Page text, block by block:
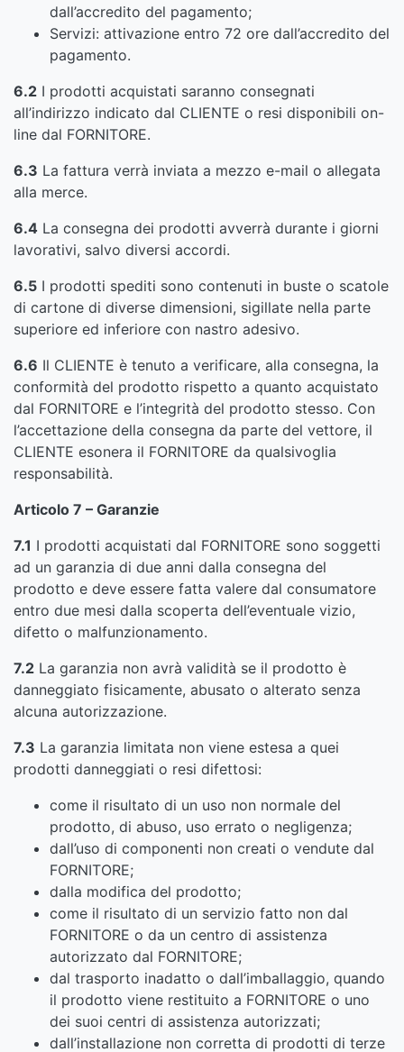
dall’accredito del pagamento;
Servizi: attivazione entro 72 ore dall’accredito del
pagamento.
6.2 I prodotti acquistati saranno consegnati
all’indirizzo indicato dal CLIENTE o resi disponibili on-
line dal FORNITORE.
6.3 La fattura verrà inviata a mezzo e-mail o allegata
alla merce.
6.4 La consegna dei prodotti avverrà durante i giorni
lavorativi, salvo diversi accordi.
6.5 I prodotti spediti sono contenuti in buste o scatole
di cartone di diverse dimensioni, sigillate nella parte
superiore ed inferiore con nastro adesivo.
6.6 Il CLIENTE è tenuto a verificare, alla consegna, la
conformità del prodotto rispetto a quanto acquistato
dal FORNITORE e l’integrità del prodotto stesso. Con
l’accettazione della consegna da parte del vettore, il
CLIENTE esonera il FORNITORE da qualsivoglia
responsabilità.
Articolo 7 – Garanzie
7.1 I prodotti acquistati dal FORNITORE sono soggetti
ad un garanzia di due anni dalla consegna del
prodotto e deve essere fatta valere dal consumatore
entro due mesi dalla scoperta dell’eventuale vizio,
difetto o malfunzionamento.
7.2 La garanzia non avrà validità se il prodotto è
danneggiato fisicamente, abusato o alterato senza
alcuna autorizzazione.
7.3 La garanzia limitata non viene estesa a quei
prodotti danneggiati o resi difettosi:
come il risultato di un uso non normale del
prodotto, di abuso, uso errato o negligenza;
dall’uso di componenti non creati o vendute dal
FORNITORE;
dalla modifica del prodotto;
come il risultato di un servizio fatto non dal
FORNITORE o da un centro di assistenza
autorizzato dal FORNITORE;
dal trasporto inadatto o dall’imballaggio, quando
il prodotto viene restituito a FORNITORE o uno
dei suoi centri di assistenza autorizzati;
dall’installazione non corretta di prodotti di terze